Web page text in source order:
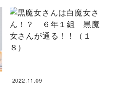
2022.11.09